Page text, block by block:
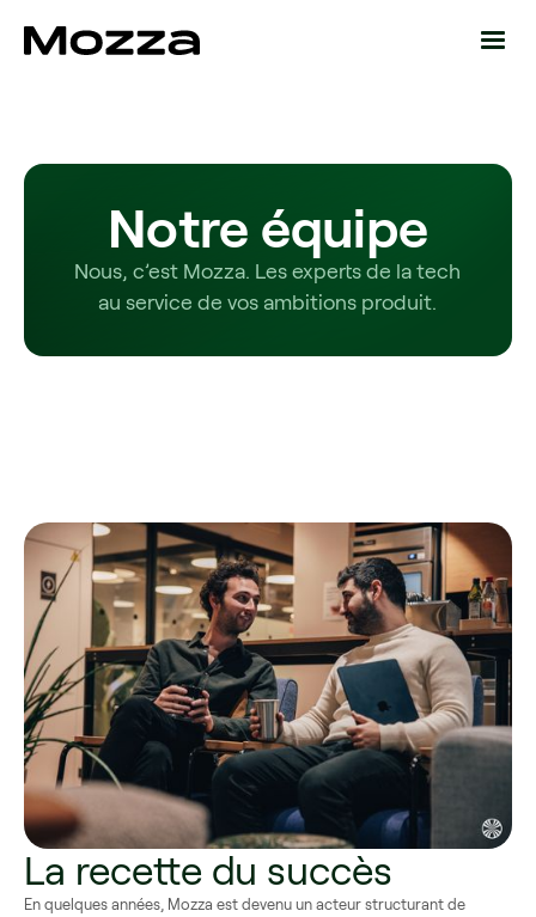
Notre équipe
Nous, c’est Mozza. Les experts de la tech
au service de vos ambitions produit.
La recette du succès
En quelques années, Mozza est devenu un acteur structurant de